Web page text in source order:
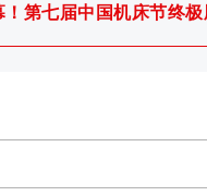
！第七届中国机床节终极